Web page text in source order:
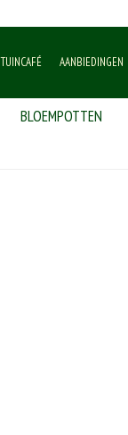
TUINCAFÉ AANBIEDINGEN
BLOEMPOTTEN